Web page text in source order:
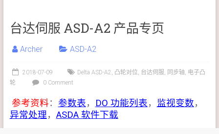
台达伺服 ASD-A2 产品专页
Archer ASD-A2
2018-07-09 Delta ASD-A2 , 凸轮对位, 台达伺服, 同步轴, 电子凸
轮
0 Comment
参考资料： 参数表， DO 功能列表， 监视变数，
异常处理， ASDA 软件下载